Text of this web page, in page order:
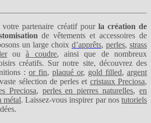
votre partenaire créatif pourla création de
de vêtements et accessoires de
un large choix d’apprêts, perles, strass
ouà coudre, ainsi que de nombreux
créatifs. Sur notre site, découvrez des
: or fin, plaqué or, gold filled, argent
sélection de perles et cristaux Preciosa,
Preciosa, perles en pierres naturelles, en
métal. Laissez-vous inspirer par nostutoriels